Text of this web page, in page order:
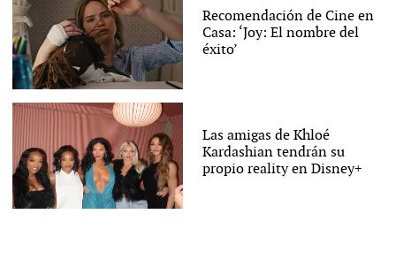
Recomendación de Cine en
Casa: ‘Joy: El nombre del
éxito’
Las amigas de Khloé
Kardashian tendrán su
propio reality en Disney+